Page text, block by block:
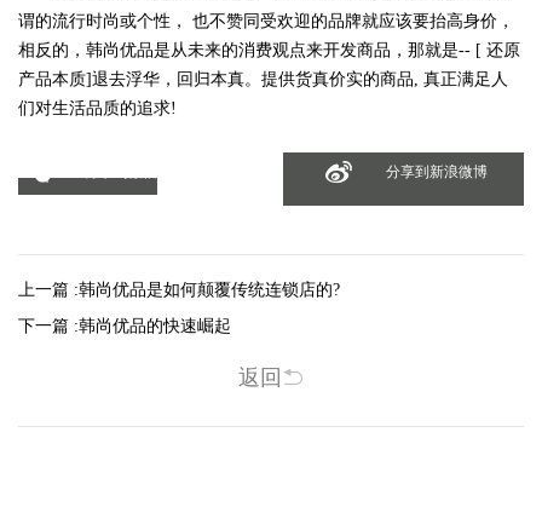
谓的流行时尚或个性， 也不赞同受欢迎的品牌就应该要抬高身价，
相反的，韩尚优品是从未来的消费观点来开发商品，那就是-- [ 还原
产品本质]退去浮华，回归本真。提供货真价实的商品, 真正满足人
们对生活品质的追求!
分享到新浪微博
上一篇 :韩尚优品是如何颠覆传统连锁店的?
下一篇 :韩尚优品的快速崛起
返回